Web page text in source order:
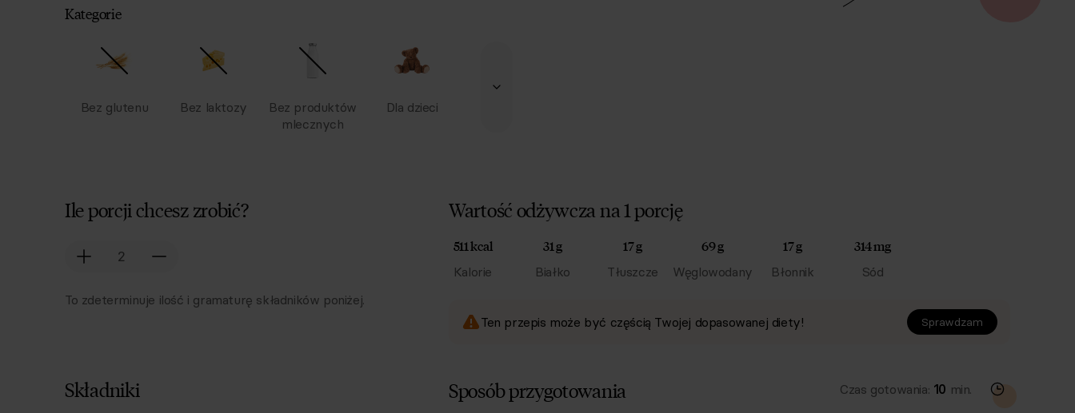
Kategorie
Bez glutenu Bez laktozy
Bez produktów
mlecznych
Dla dzieci
Ile porcji chcesz zrobić?
To zdeterminuje ilość i gramaturę składników poniżej.
Wartość odżywcza na 1 porcję
511 kcal
Kalorie
31 g
Białko
17 g
Tłuszcze
69 g
Węglowodany
17 g
Błonnik
314 mg
Sód
Ten przepis może być częścią Twojej dopasowanej diety! Sprawdzam
Składniki Sposób przygotowania Czas gotowania: 10 min.